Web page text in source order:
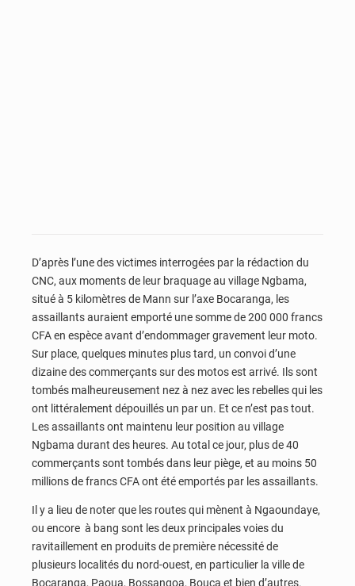
D’après l’une des victimes interrogées par la rédaction du
CNC, aux moments de leur braquage au village Ngbama,
situé à 5 kilomètres de Mann sur l’axe Bocaranga, les
assaillants auraient emporté une somme de 200 000 francs
CFA en espèce avant d’endommager gravement leur moto.
Sur place, quelques minutes plus tard, un convoi d’une
dizaine des commerçants sur des motos est arrivé. Ils sont
tombés malheureusement nez à nez avec les rebelles qui les
ont littéralement dépouillés un par un. Et ce n’est pas tout.
Les assaillants ont maintenu leur position au village
Ngbama durant des heures. Au total ce jour, plus de 40
commerçants sont tombés dans leur piège, et au moins 50
millions de francs CFA ont été emportés par les assaillants.
Il y a lieu de noter que les routes qui mènent à Ngaoundaye,
ou encore à bang sont les deux principales voies du
ravitaillement en produits de première nécessité de
plusieurs localités du nord-ouest, en particulier la ville de
Bocaranga, Paoua, Bossangoa, Bouca et bien d’autres.